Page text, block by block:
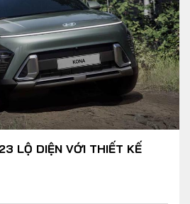
LỘ DIỆN VỚI THIẾT KẾ